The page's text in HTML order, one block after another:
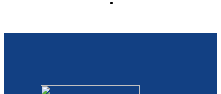
Català